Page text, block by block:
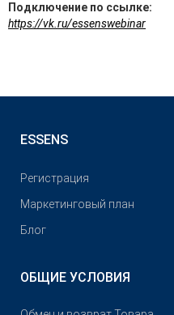
Подключение по ссылке:
https://vk.ru/essenswebinar
ESSENS
Pегистрация
Маркетинговый план
Блог
ОБЩИЕ УСЛОВИЯ